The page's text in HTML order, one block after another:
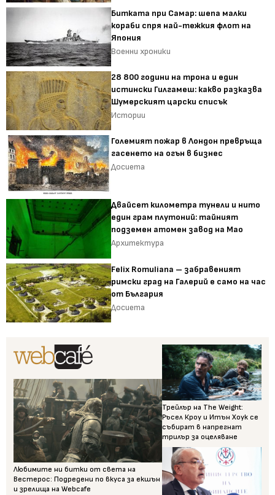
Битката при Самар: шепа малки
кораби спря най-тежкия флот на
Япония
Военни хроники
28 800 години на трона и един
истински Гилгамеш: какво разказва
Шумерският царски списък
Истории
Големият пожар в Лондон превръща
гасенето на огън в бизнес
Досиета
Двайсет километра тунели и нито
един грам плутоний: тайният
подземен атомен завод на Мао
Архитектура
Felix Romuliana – забравеният
римски град на Галерий е само на час
от България
Досиета
Любимите ни битки от света на
Вестерос: Подредени по вкуса за екшън
и зрелища на Webcafe
Трейлър на The Weight:
Ръсел Кроу и Итън Хоук се
събират в напрегнат
трилър за оцеляване